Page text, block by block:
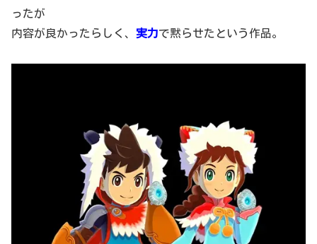
ったが
内容が良かったらしく、 実力で黙らせたという作品。